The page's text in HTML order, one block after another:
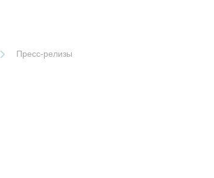
Пресс-релизы